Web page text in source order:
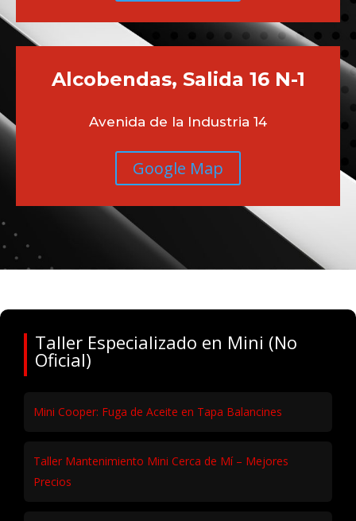
Alcobendas, Salida 16 N-1
Avenida de la Industria 14
Google Map
Taller Especializado en Mini (No
Oficial)
Mini Cooper: Fuga de Aceite en Tapa Balancines
Taller Mantenimiento Mini Cerca de Mí – Mejores
Precios